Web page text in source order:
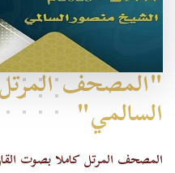
"المصحف
السالمي"
المصحف المرتل كاملا بصوت